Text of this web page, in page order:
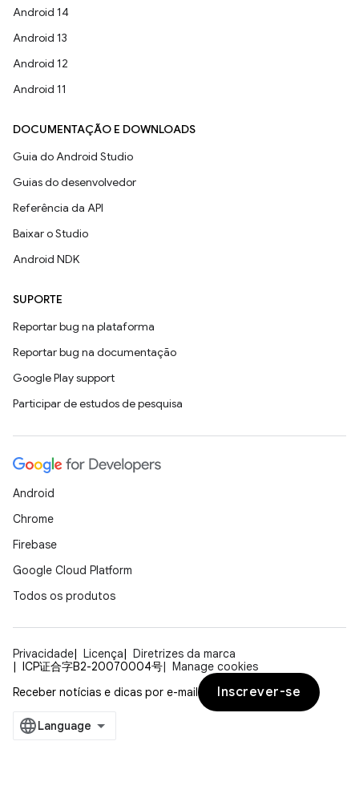
Android 14
Android 13
Android 12
Android 11
DOCUMENTAÇÃO E DOWNLOADS
Guia do Android Studio
Guias do desenvolvedor
Referência da API
Baixar o Studio
Android NDK
SUPORTE
Reportar bug na plataforma
Reportar bug na documentação
Google Play support
Participar de estudos de pesquisa
Android
Chrome
Firebase
Google Cloud Platform
Todos os produtos
Privacidade Licença
Diretrizes da marca
ICP证合字B2-20070004号
Manage cookies
Receber notícias e dicas por e-mail
Inscrever-se